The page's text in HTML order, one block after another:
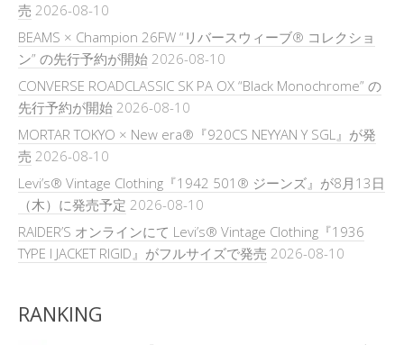
売 2026-08-10
BEAMS × Champion 26FW “リバースウィーブ® コレクショ
ン” の先行予約が開始 2026-08-10
CONVERSE ROADCLASSIC SK PA OX “Black Monochrome” の
先行予約が開始 2026-08-10
MORTAR TOKYO × New era®『920CS NEYYAN Y SGL』が発
売 2026-08-10
Levi’s® Vintage Clothing『1942 501® ジーンズ』が8月13日
（木）に発売予定 2026-08-10
RAIDER’S オンラインにて Levi’s® Vintage Clothing『1936
TYPE I JACKET RIGID』がフルサイズで発売 2026-08-10
RANKING